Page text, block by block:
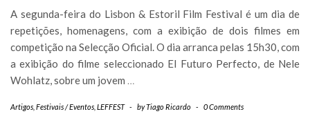
A segunda-feira do Lisbon & Estoril Film Festival é um dia de
repetições, homenagens, com a exibição de dois filmes em
competição na Selecção Oficial. O dia arranca pelas 15h30, com
a exibição do filme seleccionado El Futuro Perfecto, de Nele
Wohlatz, sobre um jovem …
Artigos Festivais / Eventos LEFFEST - byTiago Ricardo - 0 Comments